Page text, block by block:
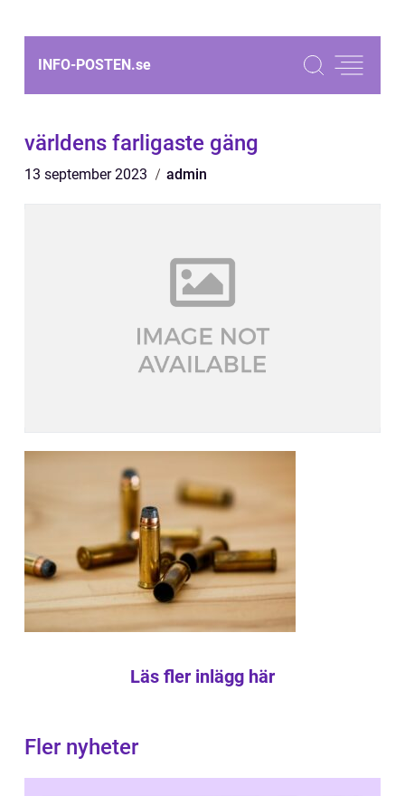
INFO-POSTEN.se
världens farligaste gäng
13 september 2023 admin
Läs fler inlägg här
Fler nyheter